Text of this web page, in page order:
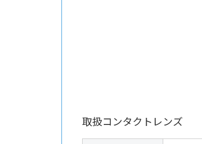
取扱コンタクトレンズ